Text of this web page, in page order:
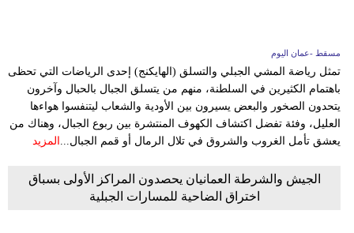
مسقط -عمان اليوم
تمثل رياضة المشي الجبلي والتسلق (الهايكنج) إحدى الرياضات التي تحظى
باهتمام الكثيرين في السلطنة، منهم من يتسلق الجبال بالحبال وآخرون
يتحدون الصخور والبعض يسيرون بين الأودية والشعاب ليتنفسوا هواءها
العليل، وفئة تفضل اكتشاف الكهوف المنتشرة بين ربوع الجبال، وهناك من
يعشق تأمل الغروب والشروق في تلال الرمال أو قمم الجبال... المزيد
الجيش والشرطة العمانيان يحصدون المراكز الأولى بسباق
اختراق الضاحية للمسارات الجبلية